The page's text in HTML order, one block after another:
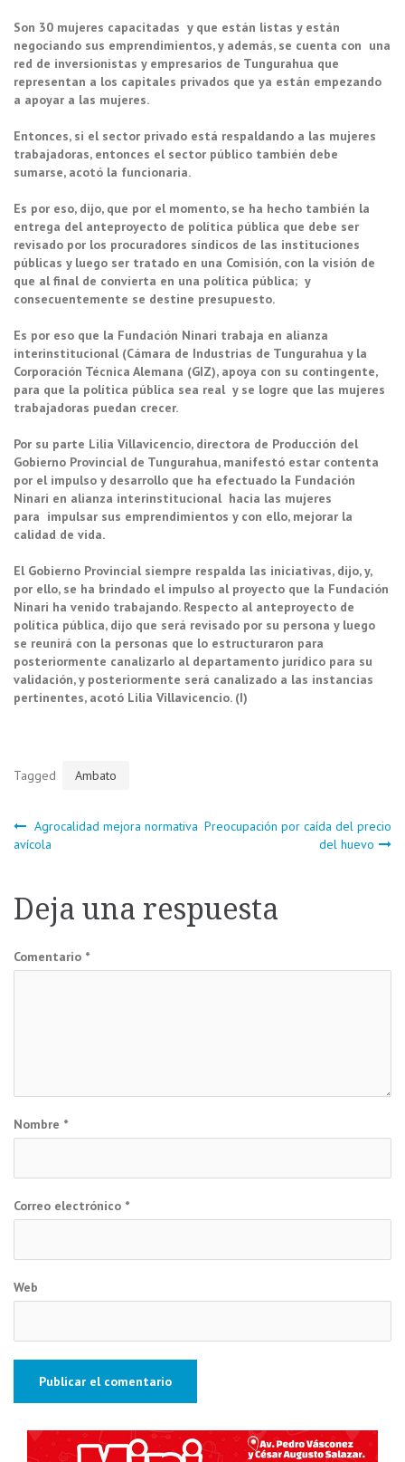
Son 30 mujeres capacitadas y que están listas y están
negociando sus emprendimientos, y además, se cuenta con una
red de inversionistas y empresarios de Tungurahua que
representan a los capitales privados que ya están empezando
a apoyar a las mujeres.
Entonces, si el sector privado está respaldando a las mujeres
trabajadoras, entonces el sector público también debe
sumarse, acotó la funcionaria.
Es por eso, dijo, que por el momento, se ha hecho también la
entrega del anteproyecto de política pública que debe ser
revisado por los procuradores síndicos de las instituciones
públicas y luego ser tratado en una Comisión, con la visión de
que al final de convierta en una política pública; y
consecuentemente se destine presupuesto.
Es por eso que la Fundación Ninari trabaja en alianza
interinstitucional (Cámara de Industrias de Tungurahua y la
Corporación Técnica Alemana (GIZ), apoya con su contingente,
para que la política pública sea real y se logre que las mujeres
trabajadoras puedan crecer.
Por su parte Lilia Villavicencio, directora de Producción del
Gobierno Provincial de Tungurahua, manifestó estar contenta
por el impulso y desarrollo que ha efectuado la Fundación
Ninari en alianza interinstitucional hacia las mujeres
para impulsar sus emprendimientos y con ello, mejorar la
calidad de vida.
El Gobierno Provincial siempre respalda las iniciativas, dijo, y,
por ello, se ha brindado el impulso al proyecto que la Fundación
Ninari ha venido trabajando. Respecto al anteproyecto de
política pública, dijo que será revisado por su persona y luego
se reunirá con la personas que lo estructuraron para
posteriormente canalizarlo al departamento jurídico para su
validación, y posteriormente será canalizado a las instancias
pertinentes, acotó Lilia Villavicencio. (I)
Tagged Ambato
Navegación
entradas
Agrocalidad mejora normativa
avícola
Preocupación por caída del precio
del huevo
Deja una respuesta
Comentario *
Nombre *
Correo electrónico *
Web